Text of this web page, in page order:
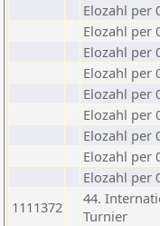
Elozahl per
Elozahl per
Elozahl per
Elozahl per
Elozahl per
Elozahl per
Elozahl per
Elozahl per
Elozahl per
1111372
44.
Turnier